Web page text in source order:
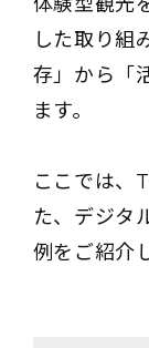
した取り組
存」から「
ます。
ここでは、
た、デジタ
例をご紹介